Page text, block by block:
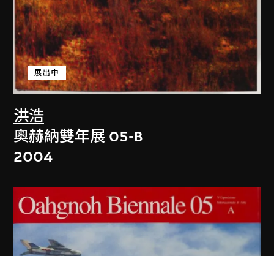
洪浩
展出中
奧赫納雙年展 05-B
2004